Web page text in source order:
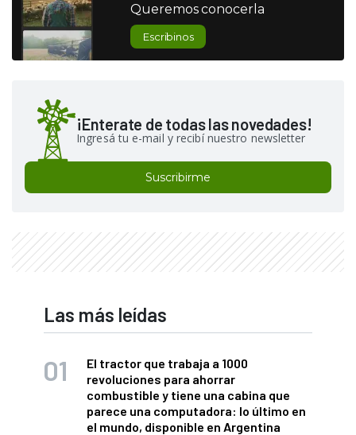
Queremos conocerla
Escribinos
¡Enterate de todas las novedades!
Ingresá tu e-mail y recibí nuestro newsletter
Suscribirme
Las más leídas
El tractor que trabaja a 1000
revoluciones para ahorrar
combustible y tiene una cabina que
parece una computadora: lo último en
el mundo, disponible en Argentina